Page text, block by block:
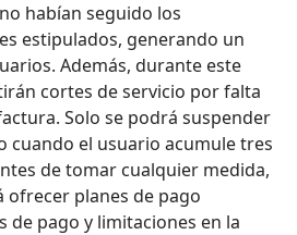
habían seguido los
estipulados, generando un
Además, durante este
cortes de servicio por falta
Solo se podrá suspender
cuando el usuario acumule tres
de tomar cualquier medida,
ofrecer planes de pago
de pago y limitaciones en la